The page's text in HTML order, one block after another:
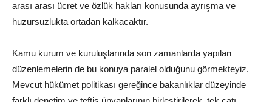
arası arası ücret ve özlük hakları konusunda ayrışma ve
huzursuzlukta ortadan kalkacaktır.
Kamu kurum ve kuruluşlarında son zamanlarda yapılan
düzenlemelerin de bu konuya paralel olduğunu görmekteyiz.
Mevcut hükümet politikası gereğince bakanlıklar düzeyinde